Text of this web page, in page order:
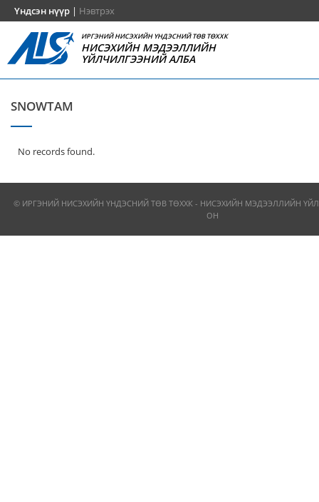
Үндсэн нүүр | Нэвтрэх
ИРГЭНИЙ НИСЭХИЙН ҮНДЭСНИЙ ТӨВ ТӨХХК
НИСЭХИЙН МЭДЭЭЛЛИЙН
ҮЙЛЧИЛГЭЭНИЙ АЛБА
SNOWTAM
No records found.
© ИРГЭНИЙ НИСЭХИЙН ҮНДЭСНИЙ ТӨВ ТӨХХК - НИСЭХИЙН МЭДЭЭЛЛИЙН
ОН